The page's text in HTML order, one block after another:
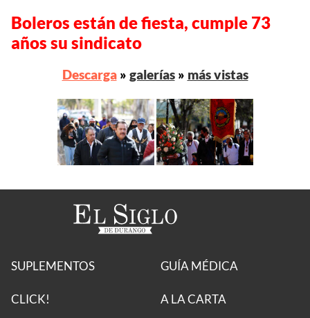
Boleros están de fiesta, cumple 73
años su sindicato
Descarga» galerías» más vistas
SUPLEMENTOS
CLICK!
GUÍA MÉDICA
A LA CARTA